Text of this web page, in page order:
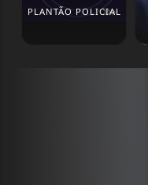
PLANTÃO POLICIAL